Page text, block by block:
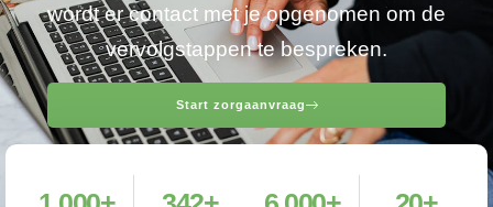
wordt er contact met je opgenomen om de
vervolgstappen te bespreken.
Start zorgaanvraag